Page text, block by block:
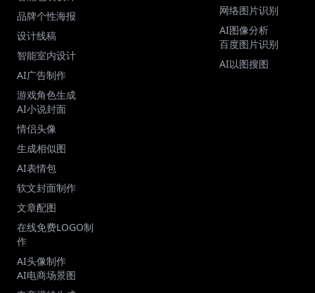
品牌个性海报
设计线稿
智能室内设计
AI广告制作
游戏角色生成
AI小说封面
情侣头像
生成相似图
AI表情包
软文封面制作
文章配图
在线免费LOGO制
作
AI头像制作
AI电商场景图
网络图片识别
AI图像分析
百度图片识别
AI以图搜图